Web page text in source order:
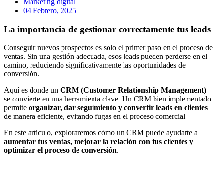
04 Febrero, 2025
La importancia de gestionar correctamente tus leads
Conseguir nuevos prospectos es solo el primer paso en el proceso de
ventas. Sin una gestión adecuada, esos leads pueden perderse en el
camino, reduciendo significativamente las oportunidades de
conversión.
Aquí es donde un CRM (Customer Relationship Management)
se convierte en una herramienta clave. Un CRM bien implementado
permite organizar, dar seguimiento y convertir leads en clientes
de manera eficiente, evitando fugas en el proceso comercial.
En este artículo, exploraremos cómo un CRM puede ayudarte a
aumentar tus ventas, mejorar la relación con tus clientes y
optimizar el proceso de conversión.